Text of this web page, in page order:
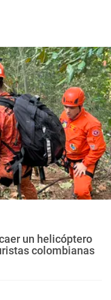
un helicóptero
colombianas